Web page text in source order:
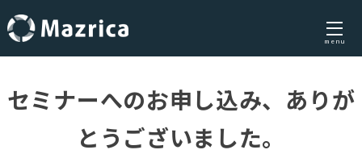
to
content
menu
セミナーへのお申し込み、ありが
とうございました。